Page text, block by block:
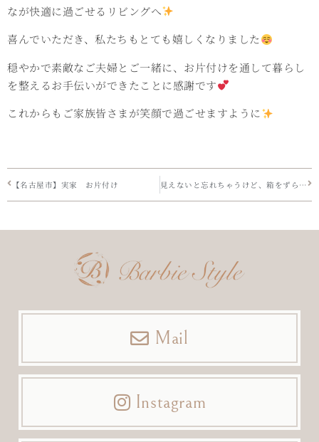
なが快適に過ごせるリビングへ
喜んでいただき、私たちもとても嬉しくなりました
穏やかで素敵なご夫婦とご一緒に、お片付けを通して暮らし
を整えるお手伝いができたことに感謝です
これからもご家族皆さまが笑顔で過ごせますように
【名古屋市】実家 お片付け 見えないと忘れちゃうけど、箱をずらっと並べたい
Mail
Instagram